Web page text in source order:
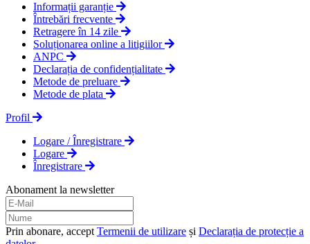
Informații garanție
Întrebări frecvente
Retragere în 14 zile
Soluționarea online a litigiilor
ANPC
Declarația de confidențialitate
Metode de preluare
Metode de plata
Profil
Logare / Înregistrare
Logare
Înregistrare
Abonament la newsletter
Prin abonare, accept Termenii de utilizare și Declarația de protecție a